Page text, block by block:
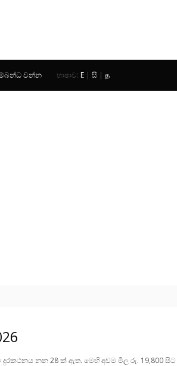
වන්න භාෂාව: E | සි | த
දුරකථනය නන 28 ක් ඇත. මෙහි අවම මිල රු. 19,800 සිට